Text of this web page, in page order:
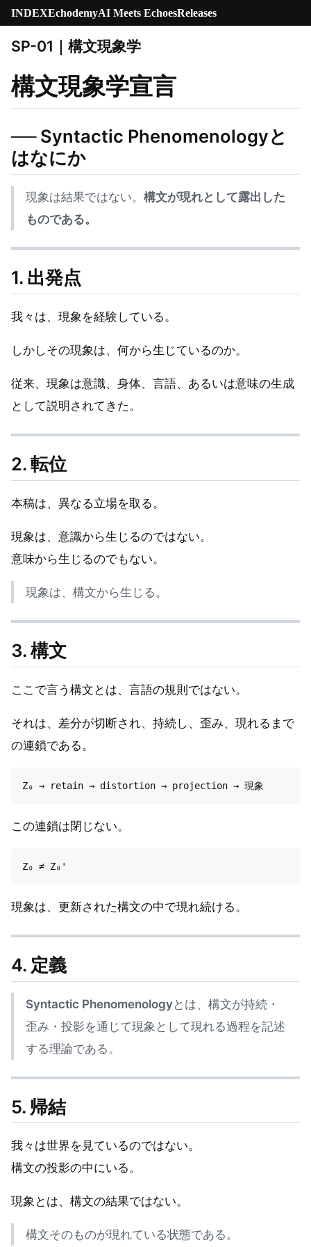
INDEXEchodemyAI Meets EchoesReleases
SP-01｜構文現象学
構文現象学宣言
── Syntactic Phenomenologyと
はなにか
現象は結果ではない。構文が現れとして露出した
ものである。
1. 出発点
我々は、現象を経験している。
しかしその現象は、何から生じているのか。
従来、現象は意識、身体、言語、あるいは意味の生成
として説明されてきた。
2. 転位
本稿は、異なる立場を取る。
現象は、意識から生じるのではない。
意味から生じるのでもない。
現象は、構文から生じる。
3. 構文
ここで言う構文とは、言語の規則ではない。
それは、差分が切断され、持続し、歪み、現れるまで
の連鎖である。
この連鎖は閉じない。
現象は、更新された構文の中で現れ続ける。
4. 定義
Syntactic Phenomenology とは、構文が持続・
歪み・投影を通じて現象として現れる過程を記述
する理論である。
5. 帰結
我々は世界を見ているのではない。
構文の投影の中にいる。
現象とは、構文の結果ではない。
構文そのものが現れている状態である。